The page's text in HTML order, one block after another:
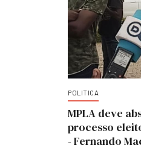
POLITICA
MPLA deve
processo
- Fernando